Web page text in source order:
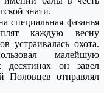
знати.
специальная фазанья
каждую весну
устраивалась охота.
малейшую
он завел
Половцев отправлял